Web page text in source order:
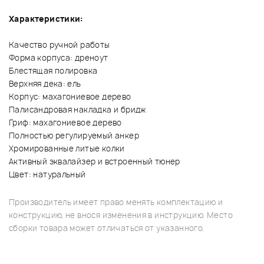
Характеристики:
Качество ручной работы
Форма корпуса: дреноут
Блестящая полировка
Верхняя дека: ель
Корпус: махагониевое дерево
Палисандровая накладка и бридж
Гриф: махагониевое дерево
Полностью регулируемый анкер
Хромированные литые колки
Активный эквалайзер и встроенный тюнер
Цвет: натуральный
Производитель имеет право менять комплектацию и
конструкцию, не внося изменения в инструкцию. Место
сборки товара может отличаться от указанного.